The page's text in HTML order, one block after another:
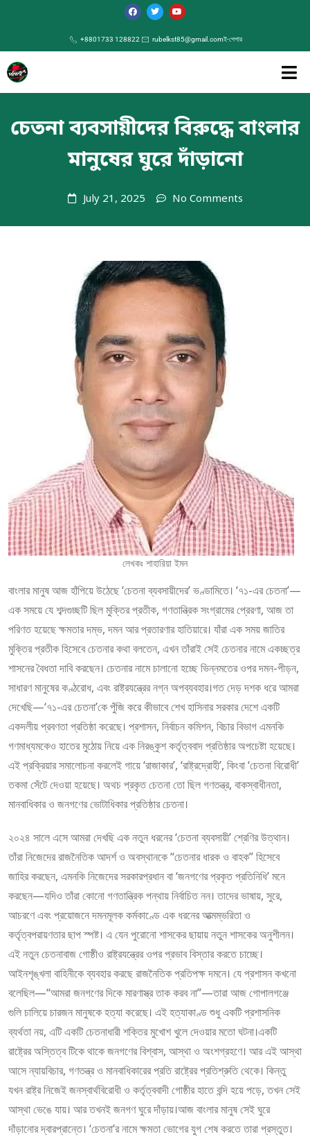
+8801733 128822 rubelkst85@gmail.comই-পেপার
চেতনা ব্যবসায়ীদের বিরুদ্ধে বাংলার
মানুষের ঘুরে দাঁড়ানো
July 21, 2025 No Comments
লেখকঃ শাহারিয়া ইমন
বাংলার মানুষ আজ হাঁপিয়ে উঠেছে ‘চেতনা ব্যবসায়ীদের’ ভণ্ডামিতে। ‘৭১-এর চেতনা’—
এক সময়ে যে শব্দগুচ্ছটি ছিল মুক্তির প্রতীক, গণতান্ত্রিক সংগ্রামের প্রেরণা, আজ তা
পরিণত হয়েছে ক্ষমতার দম্ভ, দমন আর প্রতারণার হাতিয়ারে। যাঁরা এক সময় জাতির
মুক্তির প্রতীক হিসেবে চেতনার কথা বলতেন, এখন তাঁরাই সেই চেতনার নামে একচ্ছত্র
শাসনের বৈধতা দাবি করছেন। চেতনার নামে চালানো হচ্ছে ভিন্নমতের ওপর দমন-পীড়ন,
সাধারণ মানুষের কণ্ঠরোধ, এবং রাষ্ট্রযন্ত্রের নগ্ন অপব্যবহার।গত দেড় দশক ধরে আমরা
দেখেছি—‘৭১-এর চেতনা’কে পুঁজি করে কীভাবে শেখ হাসিনার সরকার দেশে একটি
একদলীয় প্রবণতা প্রতিষ্ঠা করেছে। প্রশাসন, নির্বাচন কমিশন, বিচার বিভাগ এমনকি
গণমাধ্যমকেও হাতের মুঠোয় নিয়ে এক নিরঙ্কুশ কর্তৃত্ববাদ প্রতিষ্ঠার অপচেষ্টা হয়েছে।
এই প্রক্রিয়ার সমালোচনা করলেই গায়ে ‘রাজাকার’, ‘রাষ্ট্রদ্রোহী’, কিংবা ‘চেতনা বিরোধী’
তকমা সেঁটে দেওয়া হয়েছে। অথচ প্রকৃত চেতনা তো ছিল গণতন্ত্র, বাকস্বাধীনতা,
মানবাধিকার ও জনগণের ভোটাধিকার প্রতিষ্ঠার চেতনা।
২০২৪ সালে এসে আমরা দেখছি এক নতুন ধরনের ‘চেতনা ব্যবসায়ী’ শ্রেণির উত্থান।
তাঁরা নিজেদের রাজনৈতিক আদর্শ ও অবস্থানকে “চেতনার ধারক ও বাহক” হিসেবে
জাহির করছেন, এমনকি নিজেদের সরকারপ্রধান বা ‘জনগণের প্রকৃত প্রতিনিধি’ মনে
করছেন—যদিও তাঁরা কোনো গণতান্ত্রিক পন্থায় নির্বাচিত নন। তাদের ভাষায়, সুরে,
আচরণে এবং প্রয়োজনে দমনমূলক কর্মকাণ্ডে এক ধরনের আত্মম্ভরিতা ও
কর্তৃত্বপরায়ণতার ছাপ স্পষ্ট। এ যেন পুরোনো শাসকের ছায়ায় নতুন শাসকের অনুশীলন।
এই নতুন চেতনাবাজ গোষ্ঠীও রাষ্ট্রযন্ত্রের ওপর প্রভাব বিস্তার করতে চাচ্ছে।
আইনশৃঙ্খলা বাহিনীকে ব্যবহার করছে রাজনৈতিক প্রতিপক্ষ দমনে। যে প্রশাসন কখনো
বলেছিল—“আমরা জনগণের দিকে মারণাস্ত্র তাক করব না”—তারা আজ গোপালগঞ্জে
গুলি চালিয়ে চারজন মানুষকে হত্যা করেছে। এই হত্যাকাণ্ড শুধু একটি প্রশাসনিক
ব্যর্থতা নয়, এটি একটি চেতনাধারী শক্তির মুখোশ খুলে দেওয়ার মতো ঘটনা।একটি
রাষ্ট্রের অস্তিত্ব টিকে থাকে জনগণের বিশ্বাস, আস্থা ও অংশগ্রহণে। আর এই আস্থা
আসে ন্যায়বিচার, গণতন্ত্র ও মানবাধিকারের প্রতি রাষ্ট্রের প্রতিশ্রুতি থেকে। কিন্তু
যখন রাষ্ট্র নিজেই জনস্বার্থবিরোধী ও কর্তৃত্ববাদী গোষ্ঠীর হাতে বন্দি হয়ে পড়ে, তখন সেই
আস্থা ভেঙে যায়। আর তখনই জনগণ ঘুরে দাঁড়ায়।আজ বাংলার মানুষ সেই ঘুরে
দাঁড়ানোর দ্বারপ্রান্তে। ‘চেতনা’র নামে ক্ষমতা ভোগের যুগ শেষ করতে তারা প্রস্তুত।